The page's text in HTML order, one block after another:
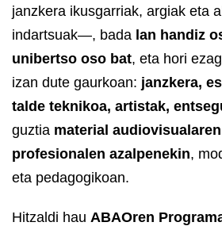
janzkera ikusgarriak, argiak eta
indartsuak—, bada lan handiz
unibertso oso bat, eta hori
izan dute gaurkoan: janzkera,
talde teknikoa, artistak,
guztia material audiovisualaren
profesionalen azalpenekin,
eta pedagogikoan.
Hitzaldi hau ABAOren